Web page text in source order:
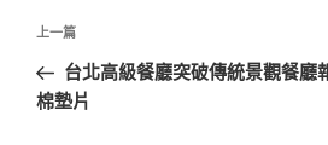
文
導
覽
上
一
篇
上一篇
台北高級餐廳突破傳統景觀餐廳
棉墊片